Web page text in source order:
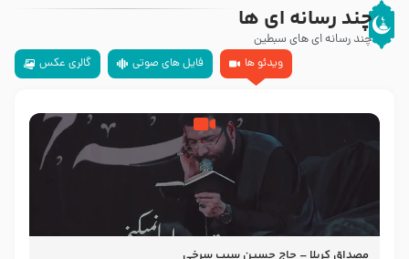
چند رسانه ای ها
چند رسانه ای های سبطین
ویدئو ها
فایل های صوتی گالری عکس
مصداق کربلا – حاج حسین سیب سرخی